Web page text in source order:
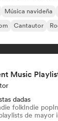
Música navideña
Cantautor
Music
dadas
folkIndie pop
de mayor